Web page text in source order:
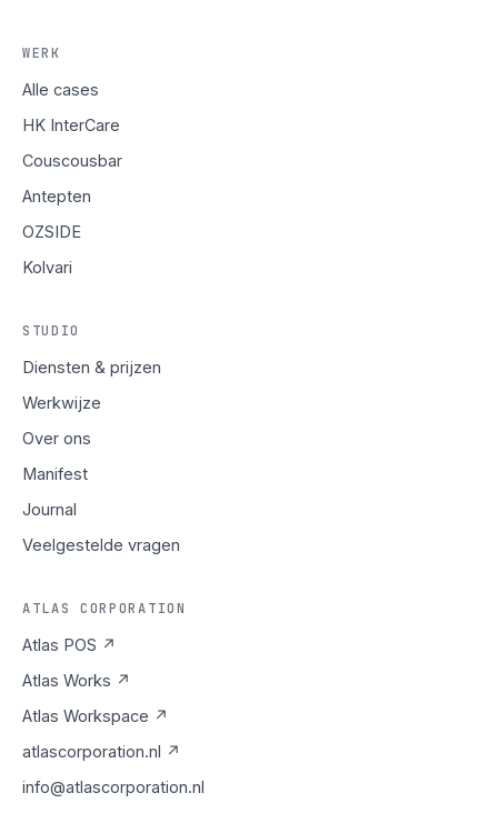
WERK
Alle cases
HK InterCare
Couscousbar
Antepten
OZSIDE
Kolvari
STUDIO
Diensten & prijzen
Werkwijze
Over ons
Manifest
Journal
Veelgestelde vragen
ATLAS CORPORATION
Atlas POS ↗
Atlas Works ↗
Atlas Workspace ↗
atlascorporation.nl ↗
info@atlascorporation.nl